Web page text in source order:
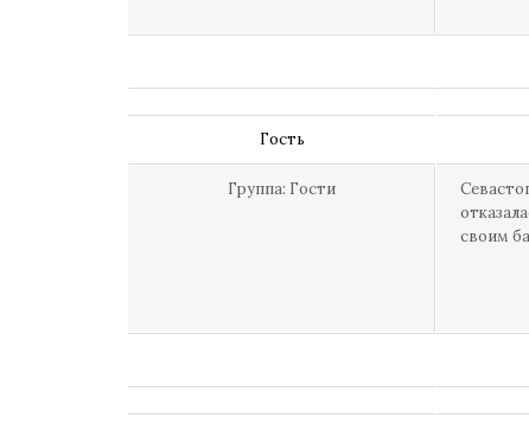
Гость
Группа: Гости
своим